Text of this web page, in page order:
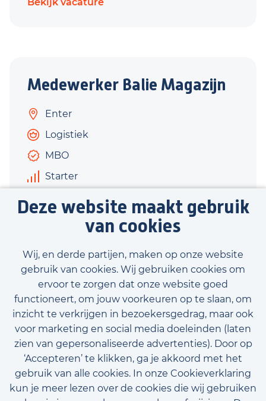
Deze website maakt gebruik
van cookies
Wij, en derde partijen, maken op onze website
gebruik van cookies. Wij gebruiken cookies om
ervoor te zorgen dat onze website goed
functioneert, om jouw voorkeuren op te slaan, om
inzicht te verkrijgen in bezoekersgedrag, maar ook
voor marketing en social media doeleinden (laten
zien van gepersonaliseerde advertenties). Door op
‘Accepteren’ te klikken, ga je akkoord met het
gebruik van alle cookies. In onze Cookieverklaring
kun je meer lezen over de cookies die wij gebruiken
Medewerker Balie Magazijn
Enter
Logistiek
MBO
Starter
€3.000 - €4.000
Bekijk vacature
Bekijk onze beschikbare vacatures